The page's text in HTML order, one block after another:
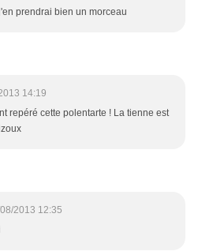
prendrai bien un morceau
14:19
repéré cette polentarte ! La tienne est
2013 12:35